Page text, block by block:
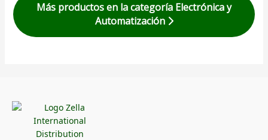
Más productos en la categoría Electrónica y
Automatización